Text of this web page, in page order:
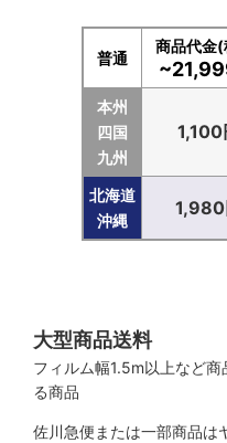
普通
商品代金(
本州
四国
九州
1,100
北海道
沖縄
1,980
大型商品送料
フィルム幅1.5m以上など
る商品
佐川急便または一部商品は